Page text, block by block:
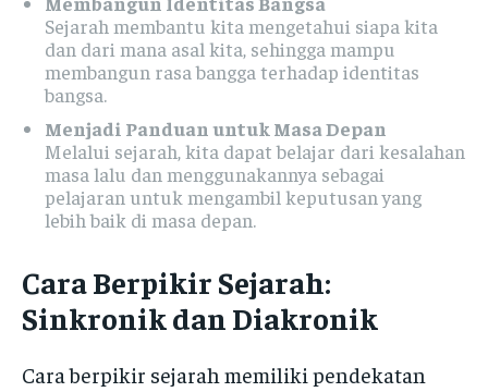
Sejarah membantu kita mengetahui siapa kita
dan dari mana asal kita, sehingga mampu
membangun rasa bangga terhadap identitas
bangsa.
Menjadi Panduan untuk Masa Depan
Melalui sejarah, kita dapat belajar dari kesalahan
masa lalu dan menggunakannya sebagai
pelajaran untuk mengambil keputusan yang
lebih baik di masa depan.
Cara Berpikir Sejarah:
Sinkronik dan Diakronik
Cara berpikir sejarah memiliki pendekatan